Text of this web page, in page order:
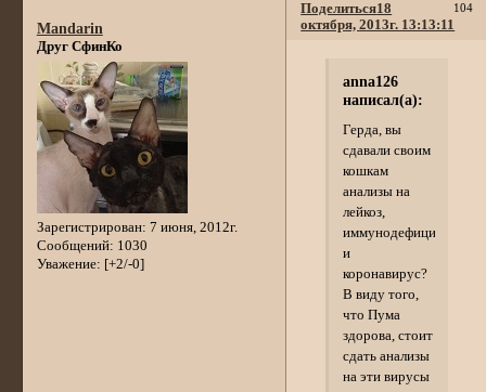
Поделиться 104
18
октября, 2013г. 13:13:11
Mandarin
Друг СфинКо
Зарегистрирован: 7 июня, 2012г.
Сообщений: 1030
Уважение: [+2/-0]
anna126
написал(а):
Герда, вы
сдавали своим
кошкам
анализы на
лейкоз,
иммунодефицит
и
коронавирус?
В виду того,
что Пума
здорова, стоит
сдать анализы
на эти вирусы